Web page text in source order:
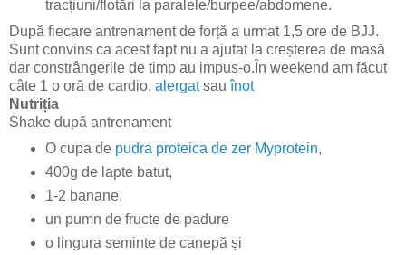
tracțiuni/flotări la paralele/burpee/abdomene.
După fiecare antrenament de forță a urmat 1,5 ore de BJJ.
Sunt convins ca acest fapt nu a ajutat la creșterea de masă
dar constrângerile de timp au impus-o.În weekend am făcut
câte 1 o oră de cardio, alergatsauînot
Nutriția
Shake după antrenament
O cupa de pudra proteica de zer Myprotein,
400g de lapte batut,
1-2 banane,
un pumn de fructe de padure
o lingura seminte de canepă și